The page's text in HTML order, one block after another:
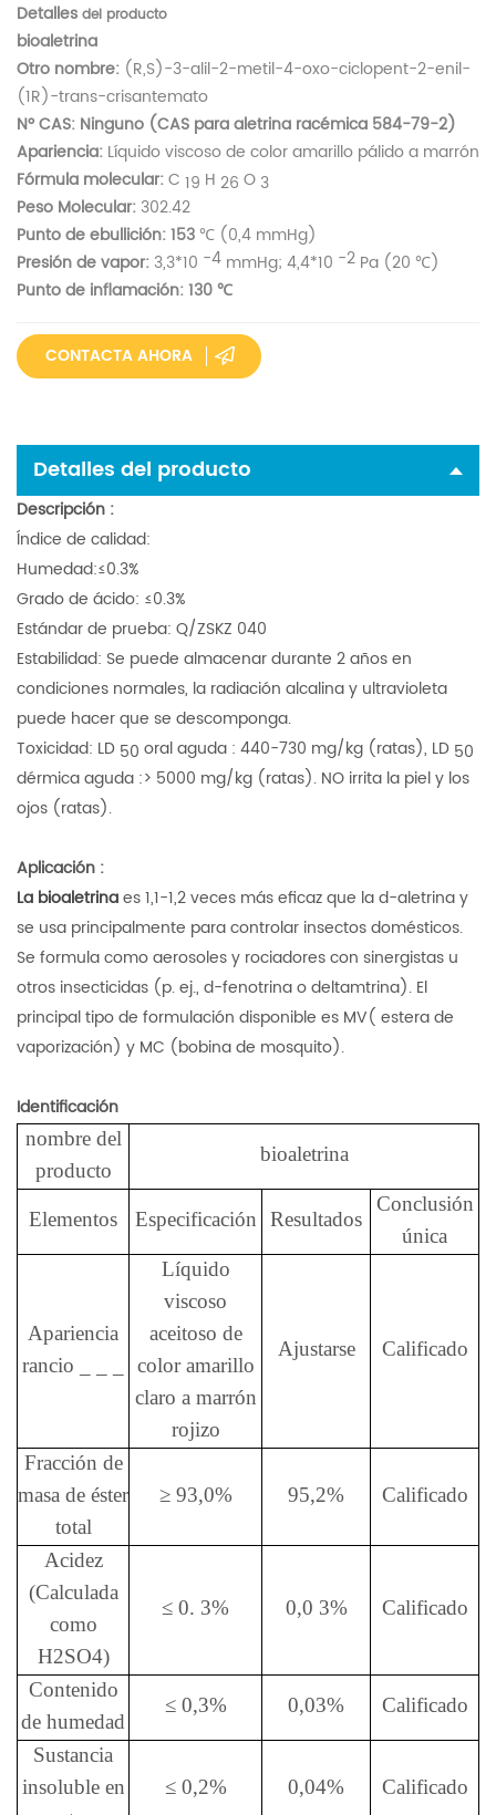
Detalles del producto
bioaletrina
Otro nombre: (R,S)-3-alil-2-metil-4-oxo-ciclopent-2-enil-
(1R)-trans-crisantemato
Nº CAS: Ninguno (CAS para aletrina racémica 584-79-2)
Apariencia: Líquido viscoso de color amarillo pálido a marrón
Fórmula molecular:C 19 H 26 O 3
Peso Molecular: 302.42
Punto de ebullición: 153℃ (0,4 mmHg)
Presión de vapor: 3,3*10 -4 mmHg; 4,4*10 -2 Pa (20 ℃)
Punto de inflamación: 130 ℃
CONTACTA AHORA
Detalles del producto
Descripción :
Índice de calidad:
Humedad:≤0.3%
Grado de ácido: ≤0.3%
Estándar de prueba: Q/ZSKZ 040
Estabilidad: Se puede almacenar durante 2 años en
condiciones normales, la radiación alcalina y ultravioleta
puede hacer que se descomponga.
Toxicidad: LD 50 oral aguda : 440-730 mg/kg (ratas), LD 50
dérmica aguda :> 5000 mg/kg (ratas). NO irrita la piel y los
ojos (ratas).
Aplicación :
La bioaletrinaes 1,1-1,2 veces más eficaz que la d-aletrina y
se usa principalmente para controlar insectos domésticos.
Se formula como aerosoles y rociadores con sinergistas u
otros insecticidas (p. ej., d-fenotrina o deltamtrina). El
principal tipo de formulación disponible es MV( estera de
vaporización) y MC (bobina de mosquito).
Identificación
nombre del
producto
bioaletrina
Elementos Especificación Resultados
Conclusión
única
Apariencia
rancio
Líquido
viscoso
aceitoso de
color amarillo
claro a marrón
rojizo
Ajustarse Calificado
Fracción de
masa de éster
total
≥ 93,0% 95,2% Calificado
Acidez
(Calculada
como
H2SO4)
≤ 0. 3% 0,0 3% Calificado
Contenido
de humedad
≤ 0,3% 0,03% Calificado
Sustancia
insoluble en
≤ 0,2% 0,04% Calificado